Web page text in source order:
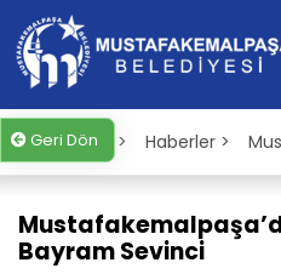
Geri Dön
Anasayfa > Haberler >
Bayram Sevinci